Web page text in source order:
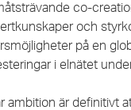
co-
och
på en
i elnätet
ambition är definitivt